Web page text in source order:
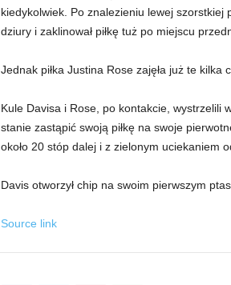
kiedykolwiek. Po znalezieniu lewej szorstkiej
dziury i zaklinował piłkę tuż po miejscu
Jednak piłka Justina Rose zajęła już te kilka
Kule Davisa i Rose, po kontakcie, wystrzelili
stanie zastąpić swoją piłkę na swoje
około 20 stóp dalej i z zielonym uciekaniem
Davis otworzył chip na swoim pierwszym
Source link